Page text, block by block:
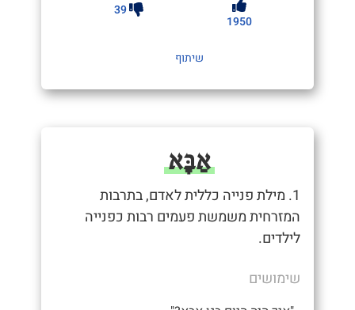
1950
39
שיתוף
אַבָּא
1. מילת פנייה כללית לאדם, בתרבות
המזרחית משמשת פעמים רבות כפנייה
לילדים.
שימושים